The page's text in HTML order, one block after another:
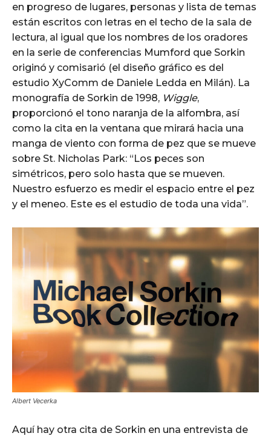
en progreso de lugares, personas y lista de temas
están escritos con letras en el techo de la sala de
lectura, al igual que los nombres de los oradores
en la serie de conferencias Mumford que Sorkin
originó y comisarió (el diseño gráfico es del
estudio XyComm de Daniele Ledda en Milán). La
monografía de Sorkin de 1998, Wiggle,
proporcionó el tono naranja de la alfombra, así
como la cita en la ventana que mirará hacia una
manga de viento con forma de pez que se mueve
sobre St. Nicholas Park: “Los peces son
simétricos, pero solo hasta que se mueven.
Nuestro esfuerzo es medir el espacio entre el pez
y el meneo. Este es el estudio de toda una vida”.
Albert Vecerka
Aquí hay otra cita de Sorkin en una entrevista de